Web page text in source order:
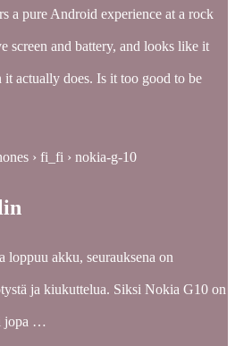
a pure Android experience at a rock
screen and battery, and looks like it
actually does. Is it too good to be
› fi_fi › nokia-g-10
loppuu akku, seurauksena on
ja kiukuttelua. Siksi Nokia G10 on
jopa …